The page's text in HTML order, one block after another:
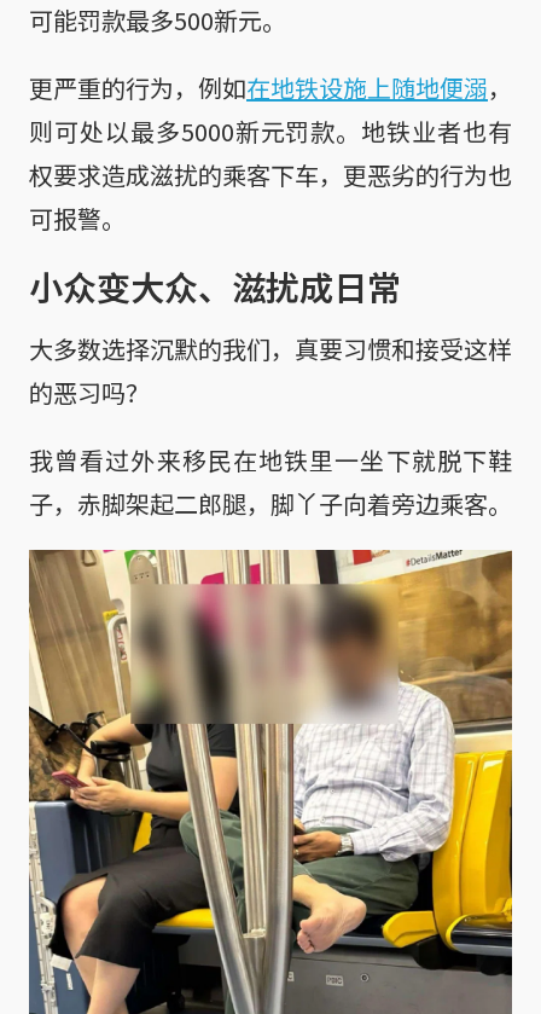
可能罚款最多500新元。
更严重的行为，例如在地铁设施上随地便溺，
则可处以最多5000新元罚款。地铁业者也有
权要求造成滋扰的乘客下车，更恶劣的行为也
可报警。
小众变大众、滋扰成日常
大多数选择沉默的我们，真要习惯和接受这样
的恶习吗？
我曾看过外来移民在地铁里一坐下就脱下鞋
子，赤脚架起二郎腿，脚丫子向着旁边乘客。